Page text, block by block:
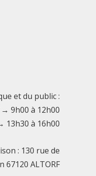
et du public :
9h00 à 12h00
13h30 à 16h00
: 130 rue de
67120 ALTORF